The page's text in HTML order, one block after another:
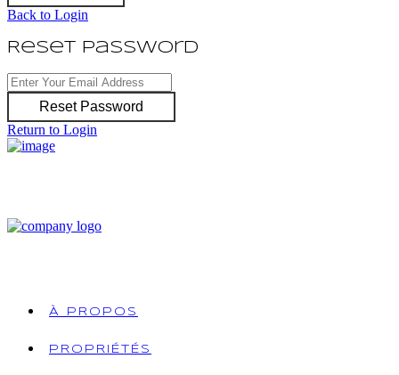
Back to Login
Reset Password
Reset Password
Return to Login
À PROPOS
PROPRIÉTÉS